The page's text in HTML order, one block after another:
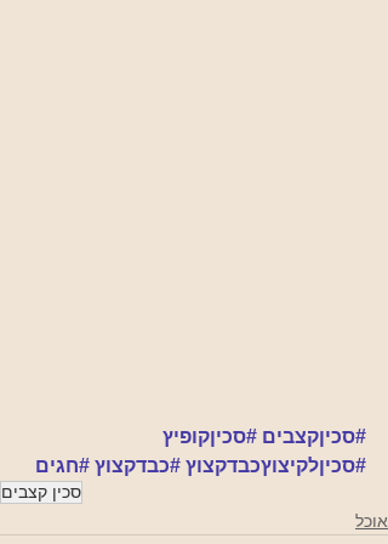
#סכיןקצבים #סכיןקופיץ
#סכיןלקיצוץכבדקצוץ #כבדקצוץ #חגים
סכין קצבים
אוכל